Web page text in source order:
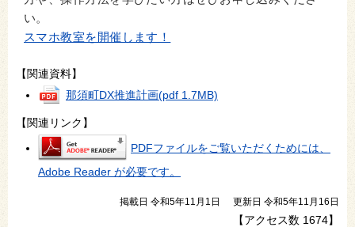
い。
スマホ教室を開催します！
【関連資料】
那須町DX推進計画(pdf 1.7MB)
【関連リンク】
PDFファイルをご覧いただくためには、
Adobe Reader が必要です。
掲載日 令和5年11月1日 更新日 令和5年11月16日
【アクセス数 1674】